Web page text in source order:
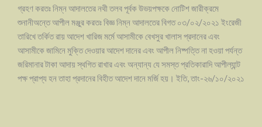
গ্রহণ করতঃ নিম্ন আদালতের নথী তলব পূর্বক উভয়পক্ষকে নোটিশ জারীক্রমে
শুনানীঅন্তে আপীল মঞ্জুর করতঃ বিজ্ঞ নিম্ন আদালতের বিগত ০৩/০২/২০২১ ইংরেজী
তারিখে তর্কিত রায় আদেশ খারিজ মর্মে আসামীকে বেখসুর খালাস প্রদানের এবং
আসামীকে জামিনে মুক্তি দেওয়ার আদেশ দানের এবং আপীল নিষ্পত্তি না হওয়া পর্যন্ত
জরিমানার টাকা আদায় স্থগিত রাখার এবং অন্যান্য যে সমস্ত প্রতিকারাদি আপীল্যান্ট
পক্ষ প্রাপ্য হন তাহা প্রদানের বিহীত আদেশ দানে মর্জি হয়। ইতি, তাং-২৬/১০/২০২১